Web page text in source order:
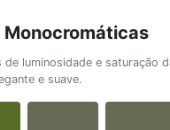
Monocromáticas
de luminosidade e saturação
e suave.